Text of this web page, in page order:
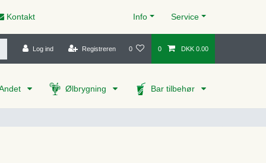
Kontakt Info Service
Log ind Registreren 0 0 DKK 0.00
Ølbrygning Bar tilbehør